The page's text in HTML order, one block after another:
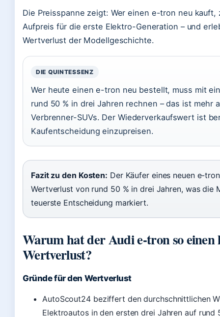
Die Preisspanne zeigt: Wer einen e-tron neu
Aufpreis für die erste Elektro-Generation – und
Wertverlust der Modellgeschichte.
DIE QUINTESSENZ
Wer heute einen e-tron neu bestellt, muss mit
rund 50 % in drei Jahren rechnen – das ist mehr
Verbrenner-SUVs. Der Wiederverkaufswert ist
Kaufentscheidung einzupreisen.
Fazit zu den Kosten: Der Käufer eines neuen e-
Wertverlust von rund 50 % in drei Jahren, was die
teuerste Entscheidung markiert.
Warum hat der Audi e-tron so einen
Wertverlust?
Gründe für den Wertverlust
AutoScout24 beziffert den durchschnittlichen
Elektroautos in den ersten drei Jahren auf rund